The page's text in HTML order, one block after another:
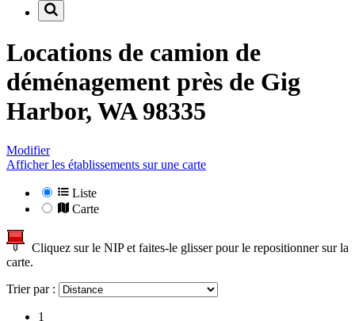
Locations de camion de
déménagement près de Gig
Harbor, WA 98335
Modifier
Afficher les établissements sur une carte
Liste
Carte
Cliquez sur le NIP et faites-le glisser pour le repositionner sur la
carte.
Trier par :
1